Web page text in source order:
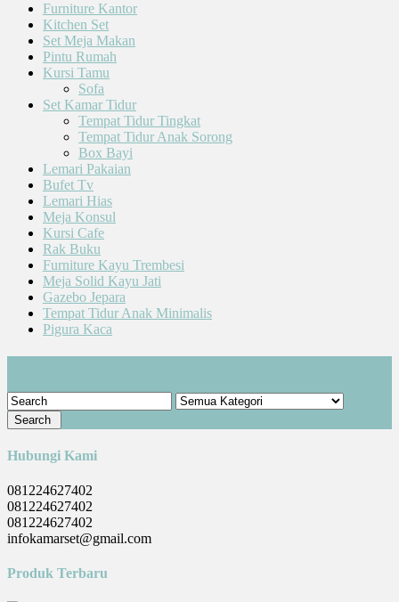
Furniture Kantor
Kitchen Set
Set Meja Makan
Pintu Rumah
Kursi Tamu
Sofa
Set Kamar Tidur
Tempat Tidur Tingkat
Tempat Tidur Anak Sorong
Box Bayi
Lemari Pakaian
Bufet Tv
Lemari Hias
Meja Konsul
Kursi Cafe
Rak Buku
Furniture Kayu Trembesi
Meja Solid Kayu Jati
Gazebo Jepara
Tempat Tidur Anak Minimalis
Pigura Kaca
Hubungi Kami
081224627402
081224627402
081224627402
infokamarset@gmail.com
Produk Terbaru